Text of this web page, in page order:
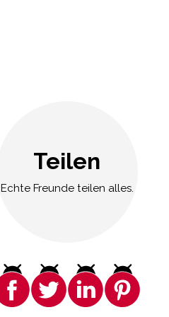
Teilen
Echte Freunde teilen alles.